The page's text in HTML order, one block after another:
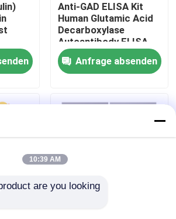
Anti-GAD ELISA Kit
Human Glutamic Acid
Decarboxylase
Autoantibody ELISA
KiT GAD-Ab / GAD65
Autoantibody Enzyme
Linked
Test Kit
Anfrage absenden
10:39 AM
are you looking